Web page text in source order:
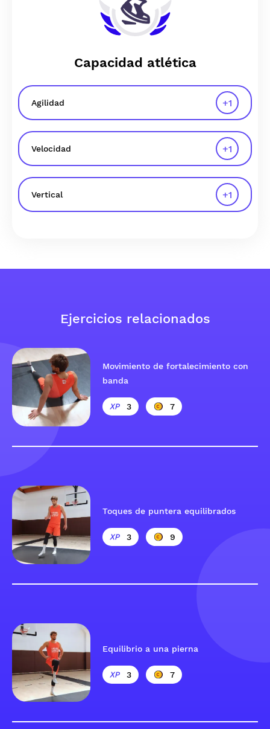
Capacidad atlética
Agilidad +1
Velocidad +1
Vertical +1
Ejercicios relacionados
Movimiento de fortalecimiento con
banda
3 7
Toques de puntera equilibrados
3 9
Equilibrio a una pierna
3 7